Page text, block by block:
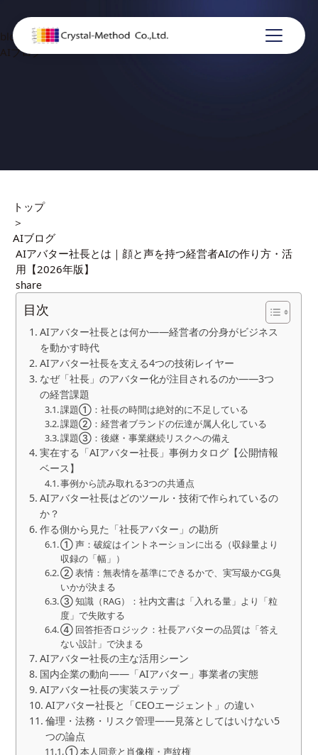
blog
AIブログ
トップ
＞
AIブログ
AIアバター社長とは｜顔と声を持つ経営者AIの作り方・活
用【2026年版】
share
目次
AIアバター社長とは何か——経営者の分身がビジネス
を動かす時代
AIアバター社長を支える4つの技術レイヤー
なぜ「社長」のアバター化が注目されるのか——3つ
の経営課題
課題①：社長の時間は絶対的に不足している
課題②：経営者ブランドの伝達が属人化している
課題③：後継・事業継続リスクへの備え
実在する「AIアバター社長」事例カタログ【公開情報
ベース】
事例から読み取れる3つの共通点
AIアバター社長はどのツール・技術で作られているの
か？
作る側から見た「社長アバター」の勘所
① 声：破綻はイントネーションに出る（収録量より
収録の「幅」）
② 表情：無表情を基準にできるかで、実写級かCG臭
いかが決まる
③ 知識（RAG）：社内文書は「入れる量」より「粒
度」で失敗する
④ 回答拒否ロジック：社長アバターの品質は「答え
ない設計」で決まる
AIアバター社長の主な活用シーン
国内企業の動向——「AIアバター」事業者の実態
AIアバター社長の実装ステップ
AIアバター社長と「CEOエージェント」の違い
倫理・法務・リスク管理——見落としてはいけない5
つの論点
① 本人同意と肖像権・声紋権